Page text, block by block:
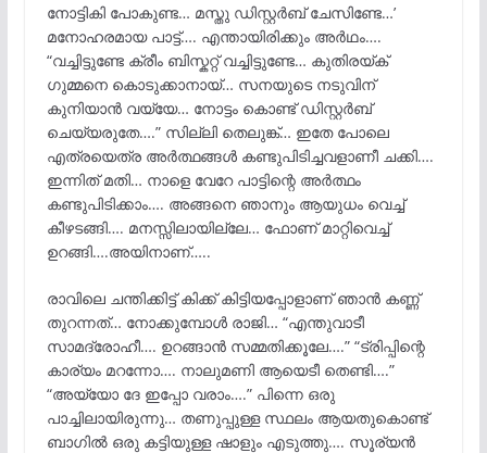
നോട്ടികി പോകുണ്ട… മസ്തു ഡിസ്റ്റർബ് ചേസിണ്ടേ…’
മനോഹരമായ പാട്ട്…. എന്തായിരിക്കും അർഥം….
“വച്ചിട്ടുണ്ടേ ക്രീം ബിസ്കറ്റ് വച്ചിട്ടുണ്ടേ… കുതിരയ്ക്
ഗുമ്മനെ കൊടുക്കാനായ്… സനയുടെ നടുവിന്
കുനിയാൻ വയ്യേ… നോട്ടം കൊണ്ട് ഡിസ്റ്റർബ്
ചെയ്യരുതേ….” സില്ലി തെലുങ്ക്… ഇതേ പോലെ
എത്രയെത്ര അർത്ഥങ്ങൾ കണ്ടുപിടിച്ചവളാണീ ചക്കി….
ഇന്നിത് മതി… നാളെ വേറേ പാട്ടിന്റെ അർത്ഥം
കണ്ടുപിടിക്കാം…. അങ്ങനെ ഞാനും ആയുധം വെച്ച്
കീഴടങ്ങി…. മനസ്സിലായില്ലേ… ഫോണ് മാറ്റിവെച്ച്
ഉറങ്ങി….അയിനാണ്…..
രാവിലെ ചന്തിക്കിട്ട് കിക്ക് കിട്ടിയപ്പോളാണ് ഞാൻ കണ്ണ്
തുറന്നത്… നോക്കുമ്പോൾ രാജി… “എന്തുവാടീ
സാമദ്രോഹീ…. ഉറങ്ങാൻ സമ്മതിക്കൂലേ….” “ട്രിപ്പിന്റെ
കാര്യം മറന്നോ…. നാലുമണി ആയെടീ തെണ്ടി….”
“അയ്യോ ദേ ഇപ്പോ വരാം….” പിന്നെ ഒരു
പാച്ചിലായിരുന്നു… തണുപ്പുള്ള സ്ഥലം ആയതുകൊണ്ട്
ബാഗിൽ ഒരു കട്ടിയുള്ള ഷാളും എടുത്തു…. സൂര്യൻ